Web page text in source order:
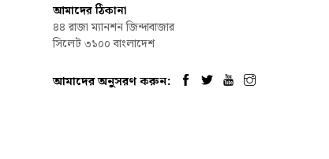
আমাদের ঠিকানা
৪৪ রাজা ম্যানশন জিন্দাবাজার
সিলেট ৩১০০ বাংলাদেশ
আমাদের অনুসরণ করুন: